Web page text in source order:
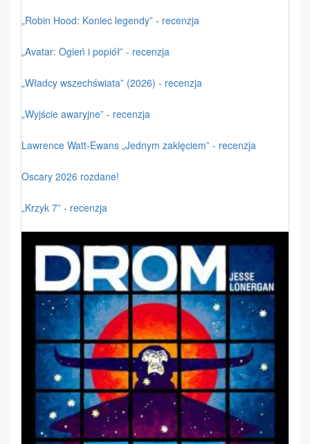
„Robin Hood: Koniec legendy” - recenzja
„Avatar: Ogień i popiół” - recenzja
„Władcy wszechświata” (2026) - recenzja
„Wyjście awaryjne” - recenzja
Lawrence Watt-Ewans „Jednym zaklęciem” - recenzja
Oscary 2026 rozdane!
„Krzyk 7” - recenzja